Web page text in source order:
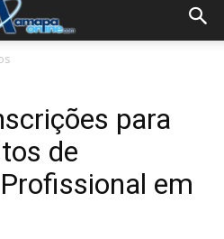
para
de
em